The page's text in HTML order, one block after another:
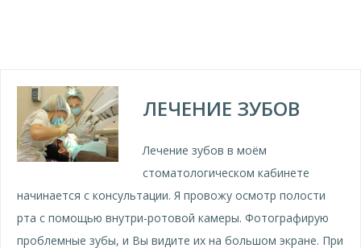
ЛЕЧЕНИЕ ЗУБОВ
Лечение зубов в моём
стоматологическом кабинете
начинается с консультации. Я провожу осмотр полости
рта с помощью внутри-ротовой камеры. Фотографирую
проблемные зубы, и Вы видите их на большом экране. При